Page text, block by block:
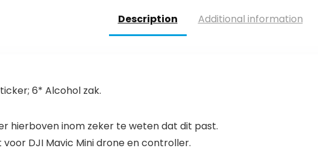
landing…
Description Additional information
6* Alcohol zak.
hierboven inom zeker te weten dat dit past.
voor DJI Mavic Mini drone en controller.